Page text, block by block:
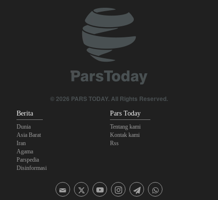
Yahya Saree: Operasi Khusus di Al-Mokha—Puluhan Pasukan
Saudi Tewas dan Terluka
Parlemen Turki: Perjanjian Aliansi dengan Saudi-Pakistan Adalah
Menuju Pendidikan Tinggi Global; Iran-Indonesia Sepakati Kerja
Operasi terbaru Militer Yaman; Kilang Aramco di Jizan Jadi
Target
© 2026 PARS TODAY. All Rights Reserved.
Berita
Dunia
Asia Barat
Iran
Agama
Parspedia
Disinformasi
Pars Today
Tentang kami
Kontak kami
Rss